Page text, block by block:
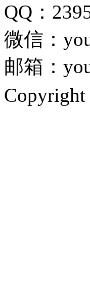
QQ：
微信：
邮箱：